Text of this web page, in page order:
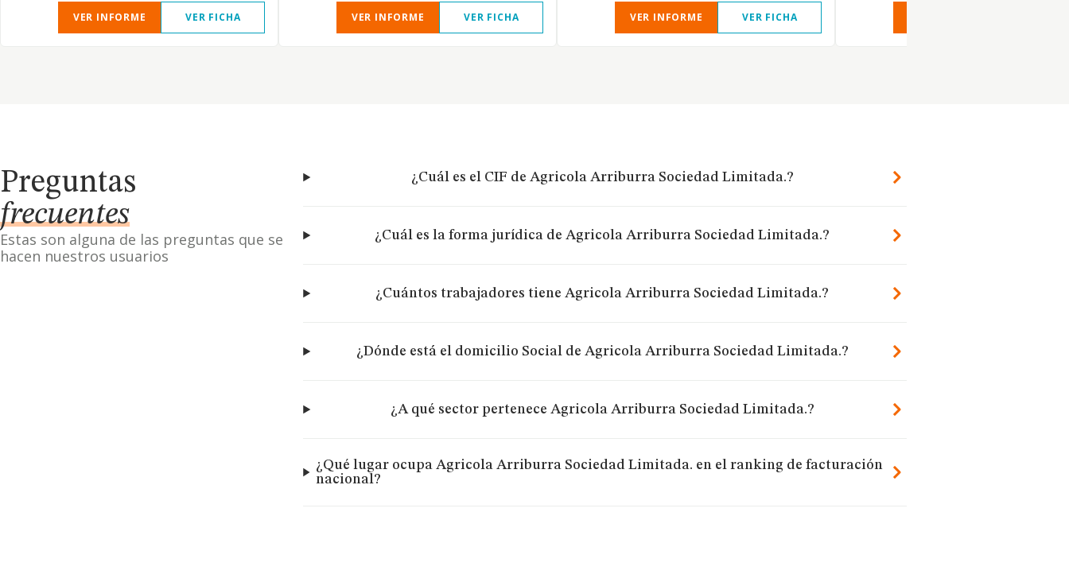
VER INFORME VER FICHA VER INFORME VER FICHA VER INFORME VER FICHA
Preguntas
frecuentes
Estas son alguna de las preguntas que se
hacen nuestros usuarios
¿Cuál es el CIF de Agricola Arriburra Sociedad Limitada.?
¿Cuál es la forma jurídica de Agricola Arriburra Sociedad Limitada.?
¿Cuántos trabajadores tiene Agricola Arriburra Sociedad Limitada.?
¿Dónde está el domicilio Social de Agricola Arriburra Sociedad Limitada.?
¿A qué sector pertenece Agricola Arriburra Sociedad Limitada.?
¿Qué lugar ocupa Agricola Arriburra Sociedad Limitada. en el ranking de facturación
nacional?